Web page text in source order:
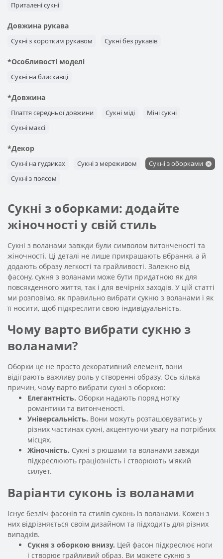
Приталені сукні
Довжина рукава
Сукні з коротким рукавом Сукні без рукавів
*Особливості моделі
Сукні на блискавці
*Довжина
Плаття середньої довжини Сукні міді
Міні сукні
Сукні максі
*Декор
Сукні на гудзиках Сукні з мереживом
Сукні з оборками
Сукні з поясом
Сукні з оборками: додайте
жіночності у свій стиль
Сукні з воланами завжди були символом витонченості та
жіночності. Ці деталі не лише прикрашають вбрання, а й
додають образу легкості та грайливості. Залежно від
фасону, сукня з воланами може бути придатною як для
повсякденного життя, так і для вечірніх заходів. У цій статті
ми розповімо, як правильно вибрати сукню з воланами і як
її носити, щоб підкреслити свою індивідуальність.
Чому варто вибрати сукню з
воланами?
Оборки це не просто декоративний елемент, вони
відіграють важливу роль у створенні образу. Ось кілька
причин, чому варто вибрати сукні з оборкою:
Елегантність. Оборки надають поряд нотку
романтики та витонченості.
Універсальність. Вони можуть розташовуватись у
різних частинах сукні, акцентуючи увагу на потрібних
місцях.
Жіночність. Сукні з рюшами та воланами завжди
підкреслюють граціозність і створюють м'який
силует.
Варіанти суконь із воланами
Існує безліч фасонів та стилів суконь із воланами. Кожен з
них відрізняється своїм дизайном та підходить для різних
випадків.
Сукня з оборкою внизу. Цей фасон підкреслює ноги
і створює грайливий образ. Ви можете сукню з